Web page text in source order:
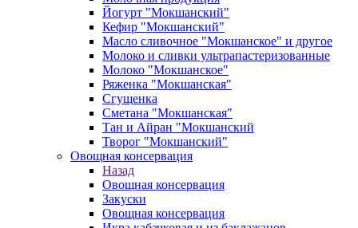
Йогурт "Мокшанский"
Кефир "Мокшанский"
Масло сливочное "Мокшанское" и другое
Молоко и сливки ультрапастеризованные
Молоко "Мокшанское"
Ряженка "Мокшанская"
Сгущенка
Сметана "Мокшанская"
Тан и Айран "Мокшанский
Творог "Мокшанский"
Овощная консервация
Назад
Овощная консервация
Закуски
Овощная консервация